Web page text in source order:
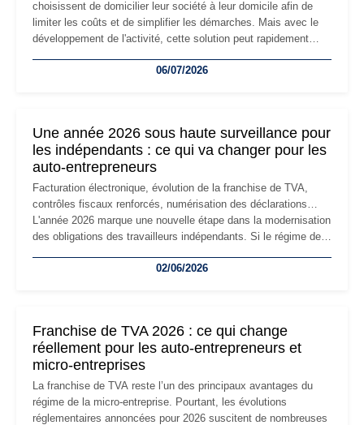
choisissent de domicilier leur société à leur domicile afin de
limiter les coûts et de simplifier les démarches. Mais avec le
développement de l'activité, cette solution peut rapidement
professionnels, recrutement, image de marque… Le
06/07/2026
Une année 2026 sous haute surveillance pour
les indépendants : ce qui va changer pour les
auto-entrepreneurs
Facturation électronique, évolution de la franchise de TVA,
contrôles fiscaux renforcés, numérisation des déclarations…
L'année 2026 marque une nouvelle étape dans la modernisation
des obligations des travailleurs indépendants. Si le régime de
les auto-entrepreneurs devront s'adapter à un environnement
02/06/2026
Franchise de TVA 2026 : ce qui change
réellement pour les auto-entrepreneurs et
micro-entreprises
La franchise de TVA reste l’un des principaux avantages du
régime de la micro-entreprise. Pourtant, les évolutions
réglementaires annoncées pour 2026 suscitent de nombreuses